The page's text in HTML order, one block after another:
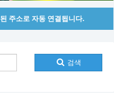
주소로 자동 연결됩니다.
검색